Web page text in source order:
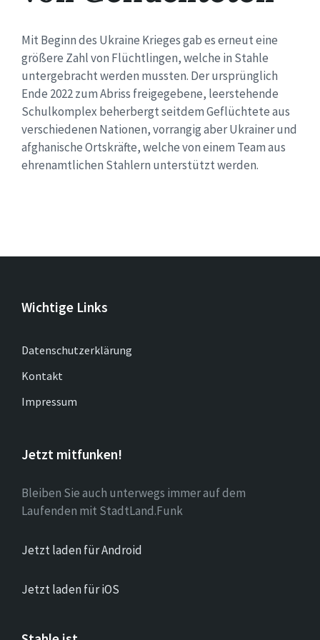
Mit Beginn des Ukraine Krieges gab es erneut eine
größere Zahl von Flüchtlingen, welche in Stahle
untergebracht werden mussten. Der ursprünglich
Ende 2022 zum Abriss freigegebene, leerstehende
Schulkomplex beherbergt seitdem Geflüchtete aus
verschiedenen Nationen, vorrangig aber Ukrainer und
afghanische Ortskräfte, welche von einem Team aus
ehrenamtlichen Stahlern unterstützt werden.
Wichtige Links
Datenschutzerklärung
Kontakt
Impressum
Jetzt mitfunken!
Bleiben Sie auch unterwegs immer auf dem
Laufenden mit StadtLand.Funk
Jetzt laden für Android
Jetzt laden für iOS